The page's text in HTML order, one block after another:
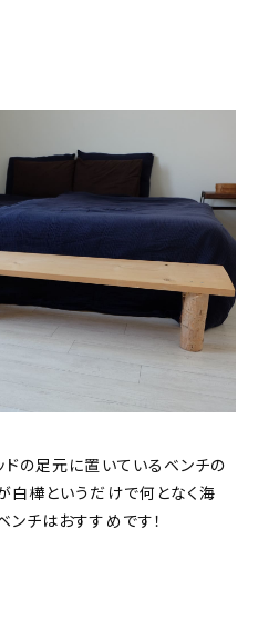
ドの足元に置いているベンチの
白樺というだけで何となく海
ンチはおすすめです！